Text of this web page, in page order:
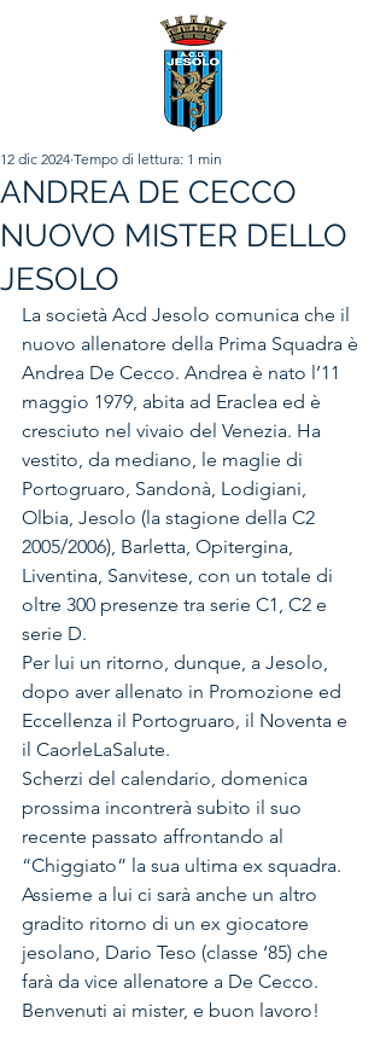
ANDREA DE CECCO
NUOVO MISTER DELLO
JESOLO
12 dic 2024 Tempo di lettura: 1 min
La società Acd Jesolo comunica che il
nuovo allenatore della Prima Squadra è
Andrea De Cecco. Andrea è nato l’11
maggio 1979, abita ad Eraclea ed è
cresciuto nel vivaio del Venezia. Ha
vestito, da mediano, le maglie di
Portogruaro, Sandonà, Lodigiani,
Olbia, Jesolo (la stagione della C2
2005/2006), Barletta, Opitergina,
Liventina, Sanvitese, con un totale di
oltre 300 presenze tra serie C1, C2 e
serie D.
Per lui un ritorno, dunque, a Jesolo,
dopo aver allenato in Promozione ed
Eccellenza il Portogruaro, il Noventa e
il CaorleLaSalute.
Scherzi del calendario, domenica
prossima incontrerà subito il suo
recente passato affrontando al
“Chiggiato” la sua ultima ex squadra.
Assieme a lui ci sarà anche un altro
gradito ritorno di un ex giocatore
jesolano, Dario Teso (classe ‘85) che
farà da vice allenatore a De Cecco.
Benvenuti ai mister, e buon lavoro!